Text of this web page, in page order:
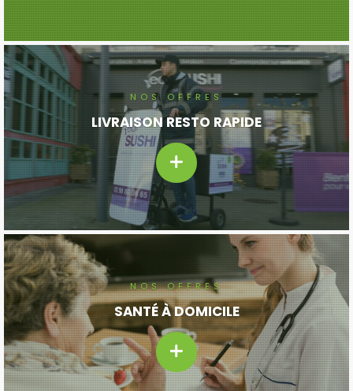
NOS OFFRES
LIVRAISON RESTO RAPIDE
NOS OFFRES
SANTÉ À DOMICILE